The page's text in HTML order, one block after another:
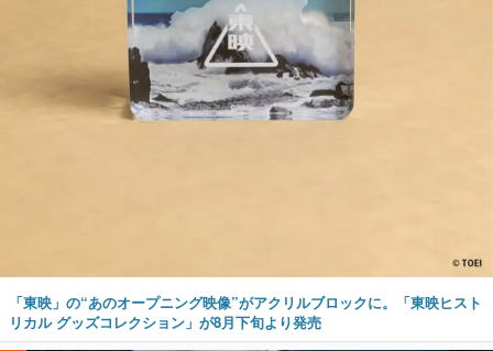
「東映」の“あのオープニング映像”がアクリルブロックに。「東映ヒスト
リカル グッズコレクション」が8月下旬より発売